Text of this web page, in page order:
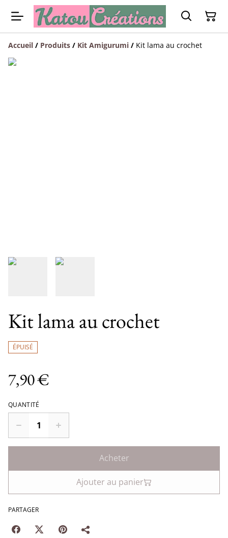
Accueil / Produits / Kit Amigurumi / Kit lama au crochet
Kit lama au crochet
ÉPUISÉ
7,90 €
QUANTITÉ
Acheter
Ajouter au panier
PARTAGER